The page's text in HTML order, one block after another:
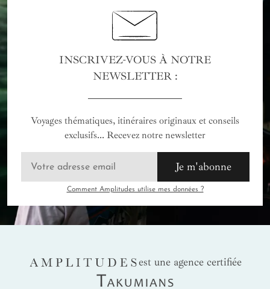
INSCRIVEZ-VOUS À NOTRE
NEWSLETTER :
Voyages thématiques, itinéraires originaux et conseils
exclusifs... Recevez notre newsletter
Je m'abonne
Comment Amplitudes utilise mes données ?
AMPLITUDES
est une agence certifiée
Takumians